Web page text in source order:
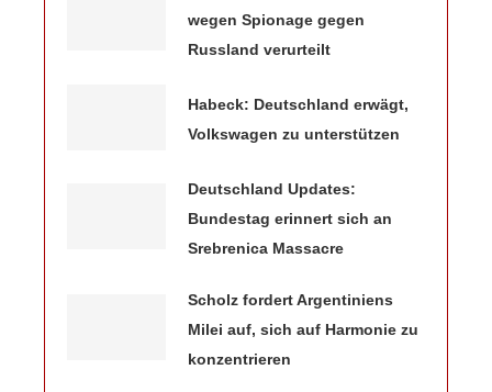
wegen Spionage gegen
Russland verurteilt
Habeck: Deutschland erwägt,
Volkswagen zu unterstützen
Deutschland Updates:
Bundestag erinnert sich an
Srebrenica Massacre
Scholz fordert Argentiniens
Milei auf, sich auf Harmonie zu
konzentrieren